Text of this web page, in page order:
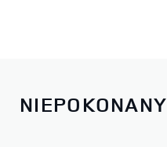
NIEPOKONANY